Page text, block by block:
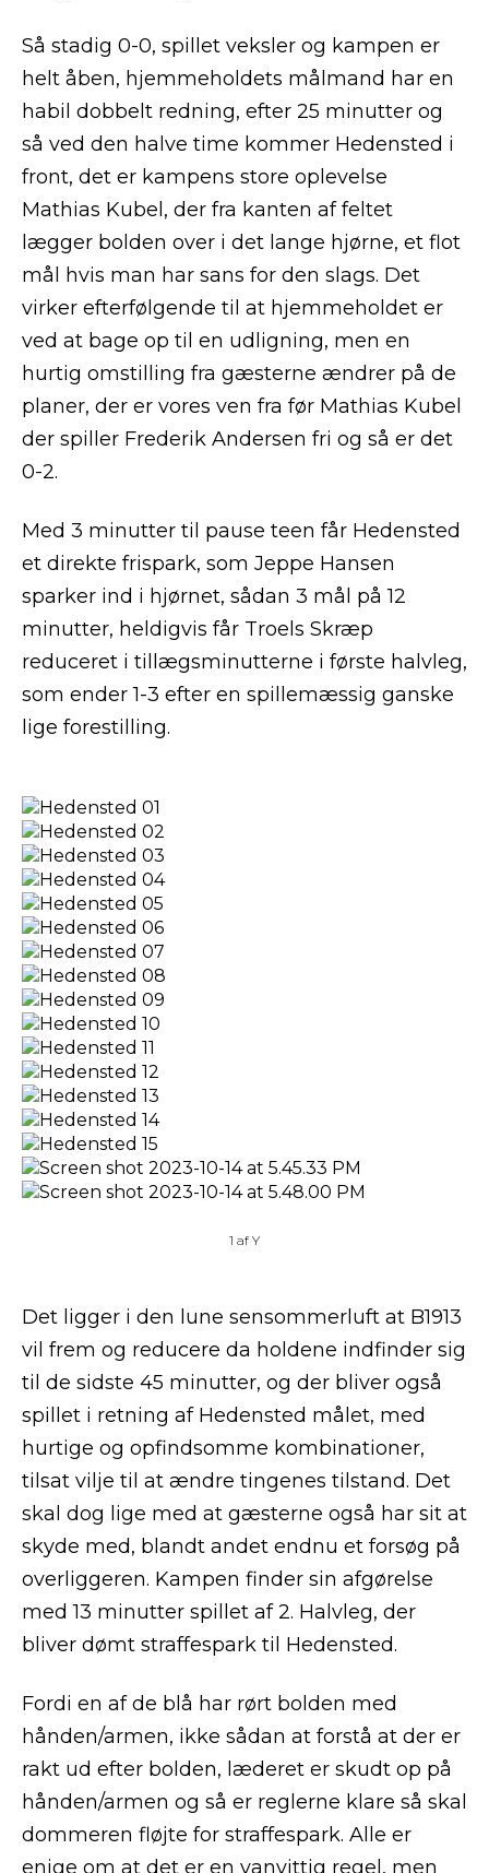
Så stadig 0-0, spillet veksler og kampen er
helt åben, hjemmeholdets målmand har en
habil dobbelt redning, efter 25 minutter og
så ved den halve time kommer Hedensted i
front, det er kampens store oplevelse
Mathias Kubel, der fra kanten af feltet
lægger bolden over i det lange hjørne, et flot
mål hvis man har sans for den slags. Det
virker efterfølgende til at hjemmeholdet er
ved at bage op til en udligning, men en
hurtig omstilling fra gæsterne ændrer på de
planer, der er vores ven fra før Mathias Kubel
der spiller Frederik Andersen fri og så er det
0-2.
Med 3 minutter til pause teen får Hedensted
et direkte frispark, som Jeppe Hansen
sparker ind i hjørnet, sådan 3 mål på 12
minutter, heldigvis får Troels Skræp
reduceret i tillægsminutterne i første halvleg,
som ender 1-3 efter en spillemæssig ganske
lige forestilling.
1 af Y
Det ligger i den lune sensommerluft at B1913
vil frem og reducere da holdene indfinder sig
til de sidste 45 minutter, og der bliver også
spillet i retning af Hedensted målet, med
hurtige og opfindsomme kombinationer,
tilsat vilje til at ændre tingenes tilstand. Det
skal dog lige med at gæsterne også har sit at
skyde med, blandt andet endnu et forsøg på
overliggeren. Kampen finder sin afgørelse
med 13 minutter spillet af 2. Halvleg, der
bliver dømt straffespark til Hedensted.
Fordi en af de blå har rørt bolden med
hånden/armen, ikke sådan at forstå at der er
rakt ud efter bolden, læderet er skudt op på
hånden/armen og så er reglerne klare så skal
dommeren fløjte for straffespark. Alle er
enige om at det er en vanvittig regel, men